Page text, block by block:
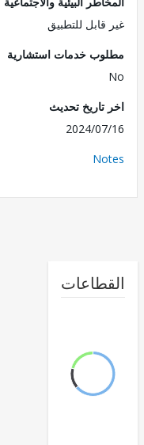
للتطبيق
خدمات استشارية
تحديث
2024/